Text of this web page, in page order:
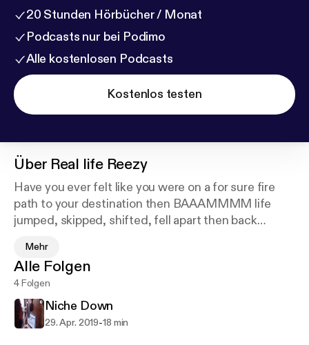
20 Stunden Hörbücher / Monat
Podcasts nur bei Podimo
Alle kostenlosen Podcasts
Kostenlos testen
Über Real life Reezy
Have you ever felt like you were on a for sure fire
path to your destination then BAAAMMMM life
jumped, skipped, shifted, fell apart then back
different? That totally happened to me! Hear my
story and a few other of my colleagues tell what
went down and what they did about it. Lemons to
lemonade if you will.
Mehr
Alle Folgen
4 Folgen
Niche Down
29. Apr. 2019-18 min